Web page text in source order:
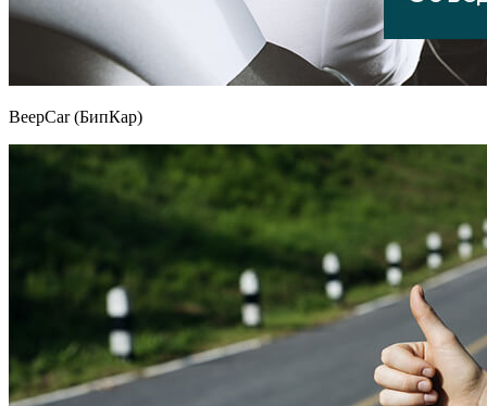
BeepCar (БипКар)